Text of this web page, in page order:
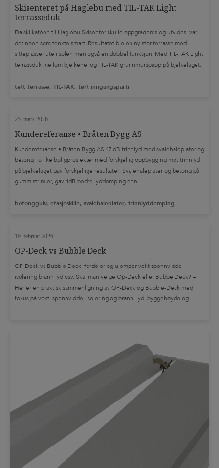
Skisenteret på Haglebu med TIL-TAK Light
terrasseduk
Da ski kaféen til Haglebu Skisenter skulle oppgraderes og utvides, var
det noen som tenkte smart. Resultatet ble en ny stor terrasse med
sitteplasser ute i solen men også en dobbel funksjon. Med TIL-TAK Light
terrassduk mellom bjelkene, og TIL-TAK grunnmurspapp på bjelkelaget,
fikk et […]
tett terrasse, TIL-TAK, tørt inngangsparti
25. mars 2026
Kundereferanse • Bråten Bygg AS
Kundereferanse • Bråten Bygg AS 47 dB trinnlyd med svalehaleplater og
betong To like boligprosjekter med forskjellig oppbygging mot trinnlyd
på bjelkelaget gav forskjellige resultater: Svalehaleplater og betong på
gummistrimler, gav 4dB bedre lyddemping enn
bo i leilighetene. Bringakerveien 1: 47 dB trinnlyd Mor Kristins vei: […]
betonggulv, etasjeskille, svalehaleplater, trinnlyddemping
19. februar 2026
OP-Deck vs Bubble Deck
OP-Deck vs Bubble Deck. fordeler og ulemper vekt spennvidde
isolering brann lyd osv. Skal man velge Op-Deck eller BubbelDeck? –
Her er en praktisk sammenligning av OP-Deck og Bubble-Deck med
fokus på vekt, spennvidde, isolering og brann, lyd, byggehøyde og